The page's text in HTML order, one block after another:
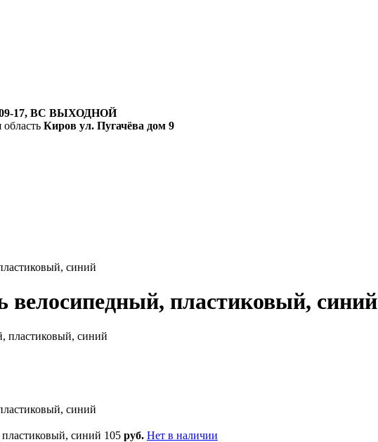
17, ВС ВЫХОДНОЙ
Киров ул. Пугачёва дом 9
синий
велосипедный, пластиковый, синий
синий
синий 105 руб. Нет в наличии